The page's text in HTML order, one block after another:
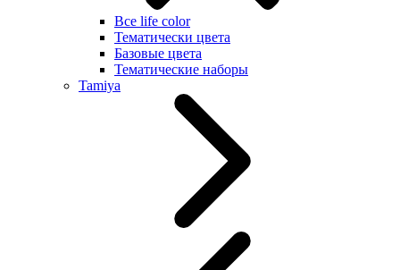
Все life color
Тематически цвета
Базовые цвета
Тематические наборы
Tamiya